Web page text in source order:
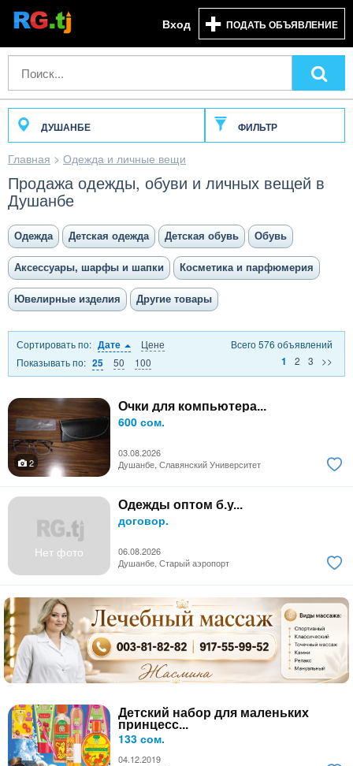
Вход ПОДАТЬ ОБЪЯВЛЕНИЕ
ДУШАНБЕ ФИЛЬТР
Главная > Одежда и личные вещи
Продажа одежды, обуви и личных вещей в
Душанбе
Одежда Детская одежда Детская обувь Обувь
Аксессуары, шарфы и шапки Косметика и парфюмерия
Ювелирные изделия Другие товары
Сортировать по: Дате
Цене
Показывать по: 25 50 100
Всего 576 объявлений
1
2 3 >>
Очки для компьютера...
600 сом.
03.08.2026
2
Душанбе, Славянский Университет
Нет фото
Одежды оптом б.у...
договор.
06.08.2026
Душанбе, Старый аэропорт
Детский набор для маленьких
принцесс...
133 сом.
04.12.2019